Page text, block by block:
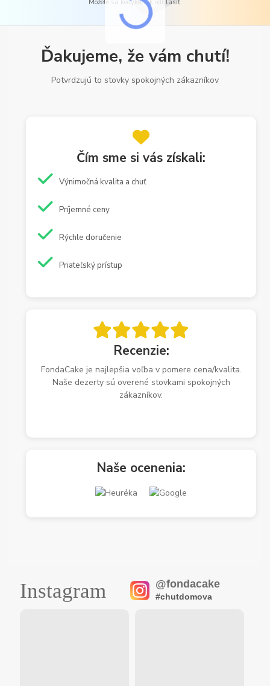
Môžete sa kedykoľvek odhlásiť.
Ďakujeme, že vám chutí!
Potvrdzujú to stovky spokojných zákazníkov
Čím sme si vás získali:
Výnimočná kvalita a chuť
Príjemné ceny
Rýchle doručenie
Priateľský prístup
Recenzie:
FondaCake je najlepšia voľba v pomere cena/kvalita.
Naše dezerty sú overené stovkami spokojných
zákazníkov.
Naše ocenenia:
Instagram @fondacake
#chutdomova